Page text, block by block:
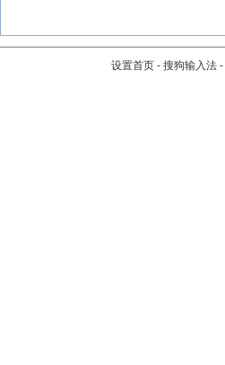
设置首页 - 搜狗输入法 -